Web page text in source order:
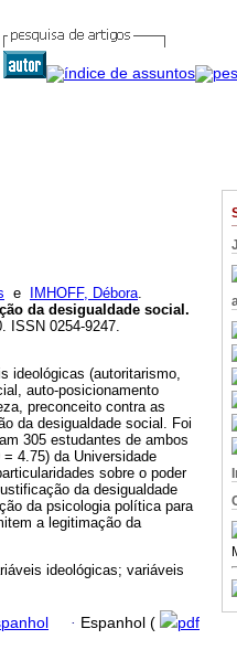
e IMHOFF, Débora.
da desigualdade social .
ISSN 0254-9247.
ideológicas (autoritarismo,
auto-posicionamento
preconceito contra as
da desigualdade social. Foi
305 estudantes de ambos
4.75) da Universidade
sobre o poder
da desigualdade
da psicologia política para
a legitimação da
ideológicas; variáveis
· Espanhol (
pdf